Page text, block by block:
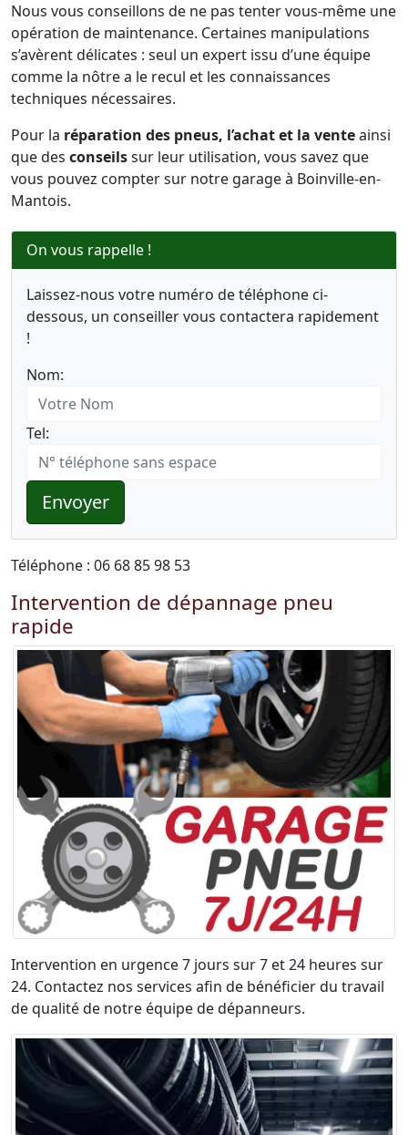
Nous vous conseillons de ne pas tenter vous-même une
opération de maintenance. Certaines manipulations
s’avèrent délicates : seul un expert issu d’une équipe
comme la nôtre a le recul et les connaissances
techniques nécessaires.
Pour la réparation des pneus, l’achat et la venteainsi
que des conseilssur leur utilisation, vous savez que
vous pouvez compter sur notre garage à Boinville-en-
Mantois.
On vous rappelle !
Laissez-nous votre numéro de téléphone ci-
dessous, un conseiller vous contactera rapidement
!
Nom:
Tel:
Envoyer
Téléphone : 06 68 85 98 53
Intervention de dépannage pneu
rapide
Intervention en urgence 7 jours sur 7 et 24 heures sur
24. Contactez nos services afin de bénéficier du travail
de qualité de notre équipe de dépanneurs.